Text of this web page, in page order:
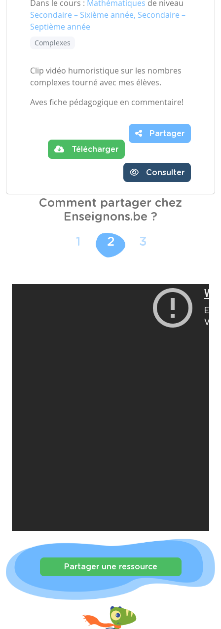
Dans le cours : Mathématiques de niveau
Secondaire – Sixième année, Secondaire –
Septième année
Complexes
Clip vidéo humoristique sur les nombres
complexes tourné avec mes élèves.
Aves fiche pédagogique en commentaire!
Télécharger
Partager
Consulter
Comment partager chez
Enseignons.be ?
1 2 3
Partager une ressource